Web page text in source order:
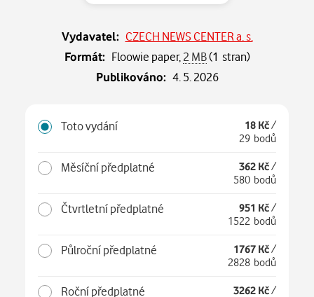
Vydavatel: CZECH NEWS CENTER a. s.
Formát: Floowie paper, 2 MB(1 stran)
Publikováno: 4. 5. 2026
Toto vydání 18 Kč/
29 bodů
Měsíční předplatné 362 Kč/
580 bodů
Čtvrtletní předplatné 951 Kč/
1522 bodů
Půlroční předplatné 1767 Kč/
2828 bodů
Roční předplatné 3262 Kč/